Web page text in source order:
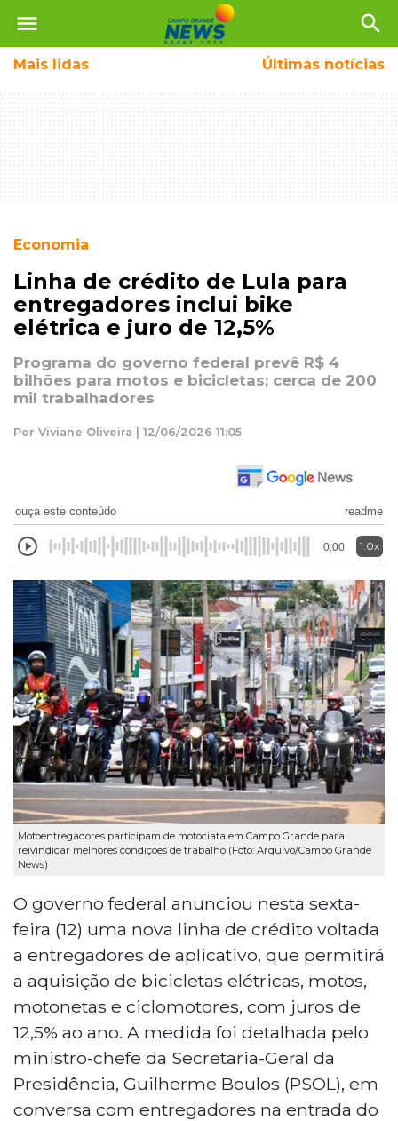
menu search
Mais lidas Últimas notícias
Economia
Linha de crédito de Lula para
entregadores inclui bike
elétrica e juro de 12,5%
Programa do governo federal prevê R$ 4
bilhões para motos e bicicletas; cerca de 200
mil trabalhadores
Por Viviane Oliveira | 12/06/2026 11:05
ouça este conteúdo readme
0:00 1.0x
Motoentregadores participam de motociata em Campo Grande para
reivindicar melhores condições de trabalho (Foto: Arquivo/Campo Grande
News)
O governo federal anunciou nesta sexta-
feira (12) uma nova linha de crédito voltada
a entregadores de aplicativo, que permitirá
a aquisição de bicicletas elétricas, motos,
motonetas e ciclomotores, com juros de
12,5% ao ano. A medida foi detalhada pelo
ministro-chefe da Secretaria-Geral da
Presidência, Guilherme Boulos (PSOL), em
conversa com entregadores na entrada do